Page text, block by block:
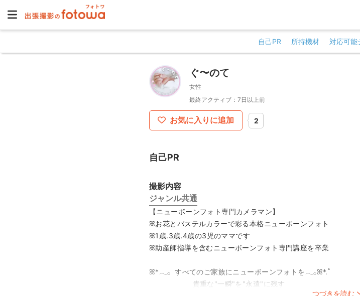
自己PR 所持機材 対応可能
ぐ〜のて
女性
最終アクティブ：7日以上前
お気に入りに追加 2
自己PR
撮影内容
ジャンル共通
【ニューボーンフォト専門カメラマン】
ꕤお花とパステルカラーで彩る本格ニューボーンフォト
ꕤ1歳.3歳.4歳の3児のママです
ꕤ助産師指導を含むニューボーンフォト専門講座を卒業
ꕤ*𓂃𓂂 すべてのご家族にニューボーンフォトを𓂃𓂂ꕤ*.ﾟ
貴重な"一瞬"を"永遠"に残す
つづきを読む